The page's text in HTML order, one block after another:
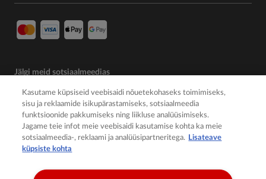
Jälgi meid sotsiaalmeedias
Kasutame küpsiseid veebisaidi nõuetekohaseks toimimiseks,
sisu ja reklaamide isikupärastamiseks, sotsiaalmeedia
funktsioonide pakkumiseks ning liikluse analüüsimiseks.
Jagame teie infot meie veebisaidi kasutamise kohta ka meie
sotsiaalmeedia-, reklaami ja analüüsipartneritega. Lisateave
küpsiste kohta